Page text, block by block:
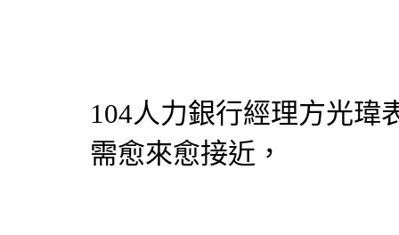
104人力銀行經理方光瑋
需愈來愈接近，